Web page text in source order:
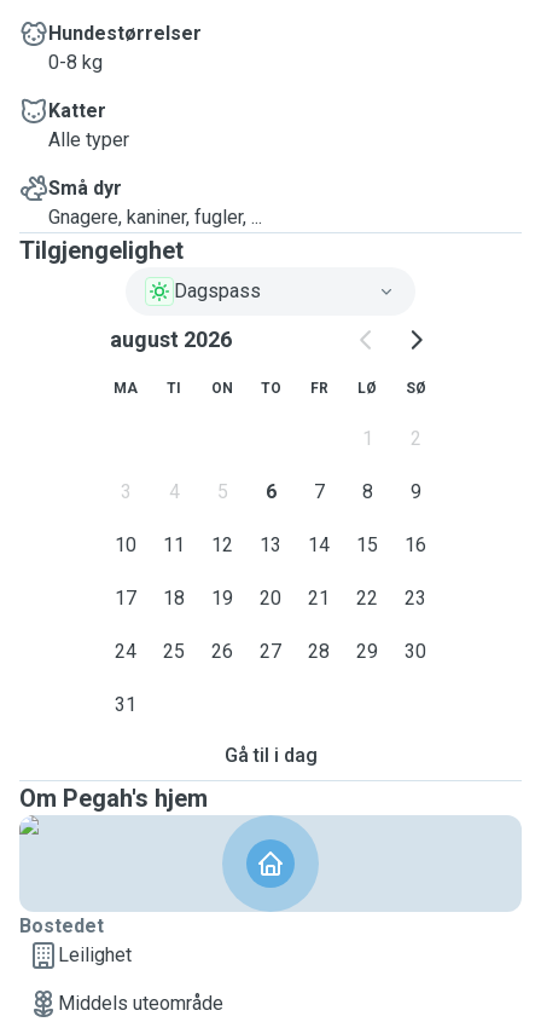
Hundestørrelser
0-8 kg
Katter
Alle typer
Små dyr
Gnagere, kaniner, fugler, ...
Tilgjengelighet
Dagspass
august 2026
MA TI ON TO FR LØ SØ
1 2
3 4 5 6 7 8 9
10 11 12 13 14 15 16
17 18 19 20 21 22 23
24 25 26 27 28 29 30
31
Gå til i dag
Om Pegah's hjem
Bostedet
Leilighet
Middels uteområde